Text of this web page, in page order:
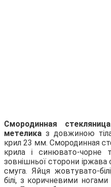
Смородинная
метелика з довжиною
крил 23 мм. Смородинная
крила і синювато-чорне
зовнішньої сторони іржава
смуга. Яйця жовтувато-
білі, з коричневими